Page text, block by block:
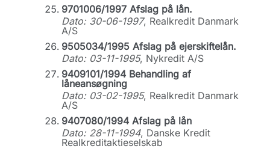
9701006/1997 Afslag på lån.
Dato: 30-06-1997, Realkredit Danmark
A/S
9505034/1995 Afslag på ejerskiftelån.
Dato: 03-11-1995, Nykredit A/S
9409101/1994 Behandling af
låneansøgning
Dato: 03-02-1995, Realkredit Danmark
A/S
9407080/1994 Afslag på lån
Dato: 28-11-1994, Danske Kredit
Realkreditaktieselskab